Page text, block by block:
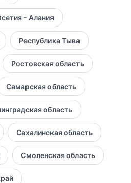
- Алания
Республика Тыва
Ростовская область
Самарская область
область
Сахалинская область
Смоленская область